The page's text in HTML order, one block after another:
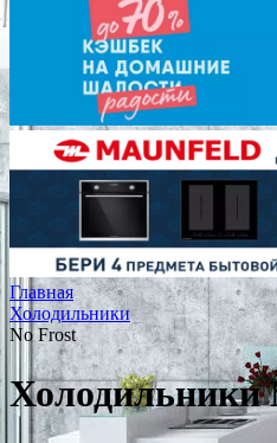
Главная
Холодильники
No Frost
Холодильники